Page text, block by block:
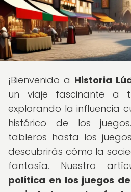
¡Bienvenido a Historia
un viaje fascinante a
explorando la influencia
histórico de los
tableros hasta los
descubrirás cómo la
fantasía. Nuestro
política en los juegos